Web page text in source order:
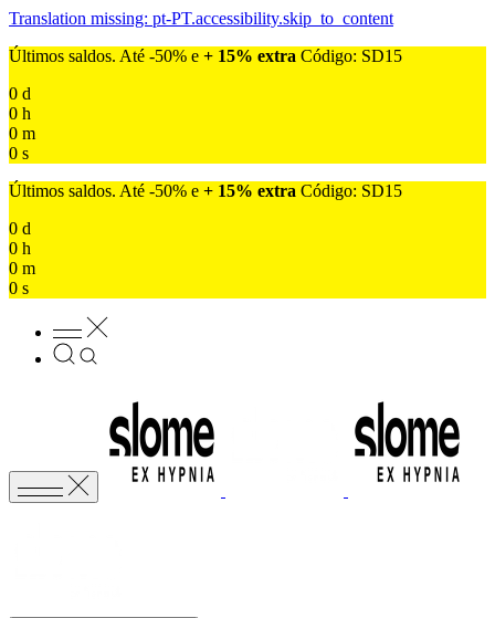
Translation missing: pt-PT.accessibility.skip_to_content
Últimos saldos. Até -50% e + 15% extra Código: SD15
0 d
0 h
0 m
0 s
Últimos saldos. Até -50% e + 15% extra Código: SD15
0 d
0 h
0 m
0 s